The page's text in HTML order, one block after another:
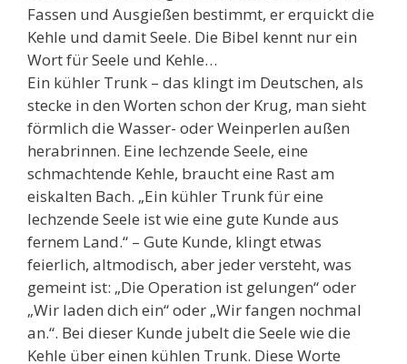
Fassen und Ausgießen bestimmt, er erquickt die
Kehle und damit Seele. Die Bibel kennt nur ein
Wort für Seele und Kehle…
Ein kühler Trunk – das klingt im Deutschen, als
stecke in den Worten schon der Krug, man sieht
förmlich die Wasser- oder Weinperlen außen
herabrinnen. Eine lechzende Seele, eine
schmachtende Kehle, braucht eine Rast am
eiskalten Bach. „Ein kühler Trunk für eine
lechzende Seele ist wie eine gute Kunde aus
fernem Land.“ – Gute Kunde, klingt etwas
feierlich, altmodisch, aber jeder versteht, was
gemeint ist: „Die Operation ist gelungen“ oder
„Wir laden dich ein“ oder „Wir fangen nochmal
an.“. Bei dieser Kunde jubelt die Seele wie die
Kehle über einen kühlen Trunk. Diese Worte